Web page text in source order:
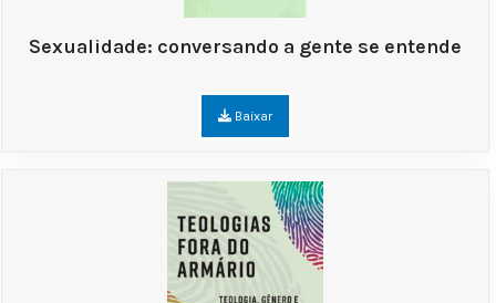
Sexualidade: conversando a gente se entende
Baixar